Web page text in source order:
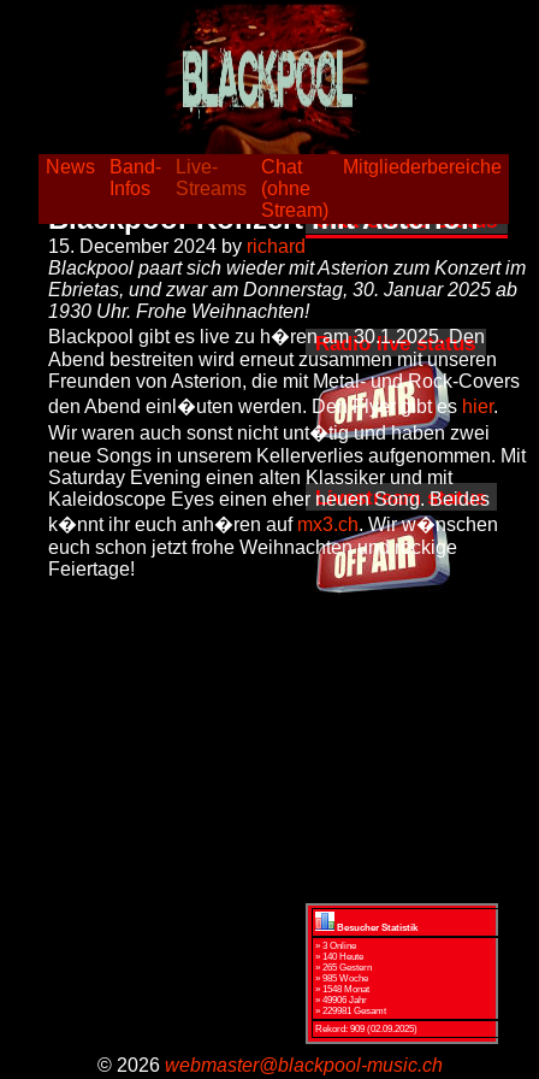
Chat Online-Status
Besucher Statistik
» 3 Online
» 140 Heute
» 265 Gestern
» 985 Woche
» 1548 Monat
» 49906 Jahr
» 229981 Gesamt
Rekord: 909 (02.09.2025)
Radio live status
Livestream status
News
Band-
Infos
Live-
Streams
Chat
(ohne
Stream)
Mitgliederbereiche
Blackpool-Konzert mit Asterion
15. December 2024 by richard
Blackpool paart sich wieder mit Asterion zum Konzert im
Ebrietas, und zwar am Donnerstag, 30. Januar 2025 ab
1930 Uhr. Frohe Weihnachten!
Blackpool gibt es live zu h�ren am 30.1.2025. Den
Abend bestreiten wird erneut zusammen mit unseren
Freunden von Asterion, die mit Metal- und Rock-Covers
den Abend einl�uten werden. Den Flyer gibt es hier.
Wir waren auch sonst nicht unt�tig und haben zwei
neue Songs in unserem Kellerverlies aufgenommen. Mit
Saturday Evening einen alten Klassiker und mit
Kaleidoscope Eyes einen eher neuen Song. Beides
k�nnt ihr euch anh�ren auf mx3.ch. Wir w�nschen
euch schon jetzt frohe Weihnachten und rockige
Feiertage!
© 2026 webmaster@blackpool-music.ch